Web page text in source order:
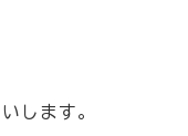
します。